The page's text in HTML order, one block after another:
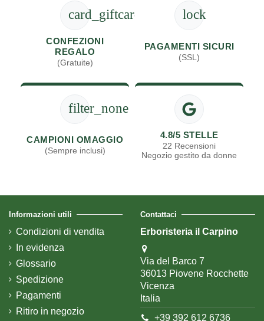
card_giftcard
CONFEZIONI
REGALO
(Gratuite)
lock
PAGAMENTI SICURI
(SSL)
filter_none
CAMPIONI OMAGGIO
(Sempre inclusi)
4.8/5 STELLE
22 Recensioni
Negozio gestito da donne
Informazioni utili
Condizioni di vendita
In evidenza
Glossario
Spedizione
Pagamenti
Ritiro in negozio
Contattaci
Erboristeria il Carpino
Via del Barco 7
36013 Piovene Rocchette
Vicenza
Italia
+39 392 612 6736